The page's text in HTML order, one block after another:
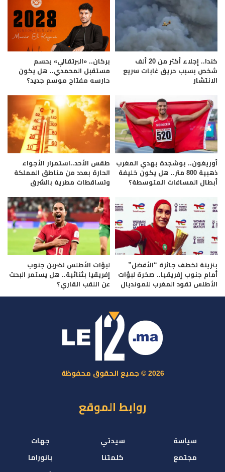
كندا.. إجلاء أكثر من 20 ألف
شخص بسبب حريق غابات سريع
الانتشار
بركان.. «البرتقالي» يحسم
مستقبل المحمدي.. هل يكون
حارسه مفتاح موسم جديد؟
أوريغون.. بوشجدة يهدي المغرب
ذهبية 800 متر.. هل يكون خليفة
أبطال المسافات المتوسطة؟
طقس الأحد..استمرار الأجواء
الحارة بعدد من مناطق المملكة
وتساقطات مطرية بالشرق
بنزينة تخطف جائزة “الأفضل”
أمام جنوب إفريقيا.. صخرة لبؤات
الأطلس تقود المغرب للمونديال
لبؤات الأطلس تضربن جنوب
إفريقيا بثنائية.. هل يستمر البحث
عن اللقب القاري؟
2026 © جميع الحقوق محفوظة
روابط الموقع
سياسة
مجتمع
سيدتي
كلمتنا
جهات
بانوراما